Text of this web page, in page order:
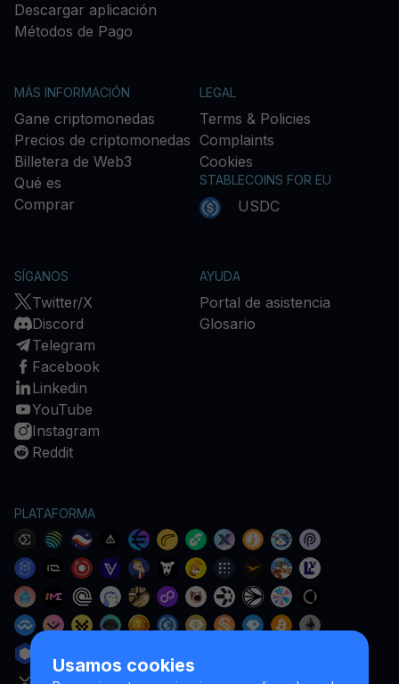
Usamos cookies
Descargar aplicación
Métodos de Pago
MÁS INFORMACIÓN
Gane criptomonedas
Precios de criptomonedas
Billetera de Web3
Qué es
Comprar
LEGAL
Terms & Policies
Complaints
Cookies
STABLECOINS FOR EU
USDC
SÍGANOS
Twitter/X
Discord
Telegram
Facebook
Linkedin
YouTube
Instagram
Reddit
AYUDA
Portal de asistencia
Glosario
PLATAFORMA